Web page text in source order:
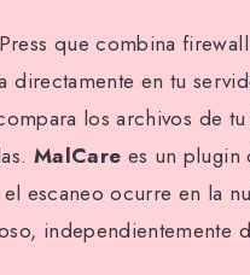
que combina
directamente en tu
los archivos de
MalCare es un plugin
escaneo ocurre en la
independientemente